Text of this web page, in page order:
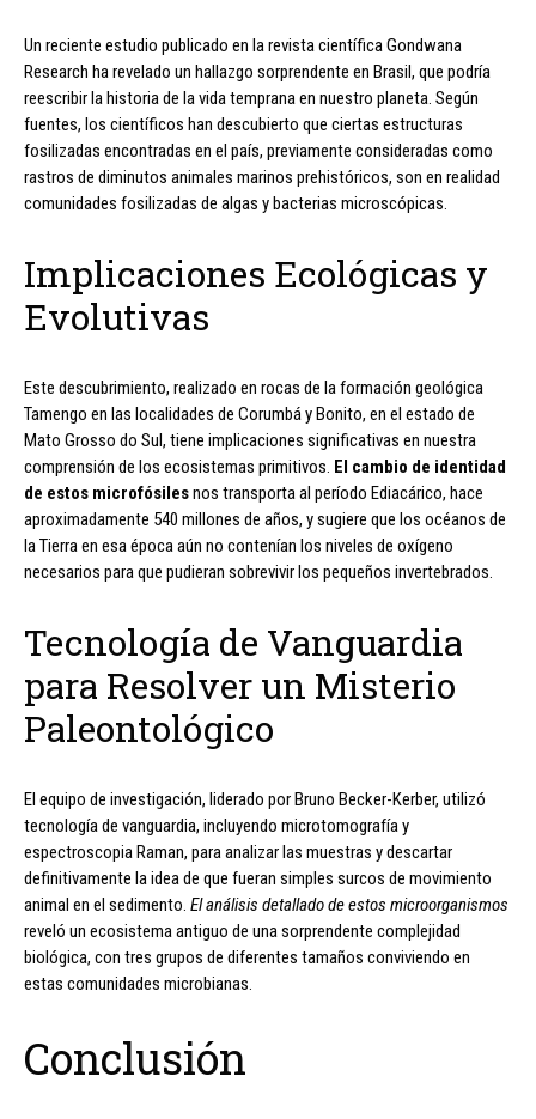
Un reciente estudio publicado en la revista científica Gondwana
Research ha revelado un hallazgo sorprendente en Brasil, que podría
reescribir la historia de la vida temprana en nuestro planeta. Según
fuentes, los científicos han descubierto que ciertas estructuras
fosilizadas encontradas en el país, previamente consideradas como
rastros de diminutos animales marinos prehistóricos, son en realidad
comunidades fosilizadas de algas y bacterias microscópicas.
Implicaciones Ecológicas y
Evolutivas
Este descubrimiento, realizado en rocas de la formación geológica
Tamengo en las localidades de Corumbá y Bonito, en el estado de
Mato Grosso do Sul, tiene implicaciones significativas en nuestra
comprensión de los ecosistemas primitivos. El cambio de identidad
de estos microfósilesnos transporta al período Ediacárico, hace
aproximadamente 540 millones de años, y sugiere que los océanos de
la Tierra en esa época aún no contenían los niveles de oxígeno
necesarios para que pudieran sobrevivir los pequeños invertebrados.
Tecnología de Vanguardia
para Resolver un Misterio
Paleontológico
El equipo de investigación, liderado por Bruno Becker-Kerber, utilizó
tecnología de vanguardia, incluyendo microtomografía y
espectroscopia Raman, para analizar las muestras y descartar
definitivamente la idea de que fueran simples surcos de movimiento
animal en el sedimento. El análisis detallado de estos microorganismos
reveló un ecosistema antiguo de una sorprendente complejidad
biológica, con tres grupos de diferentes tamaños conviviendo en
estas comunidades microbianas.
Conclusión